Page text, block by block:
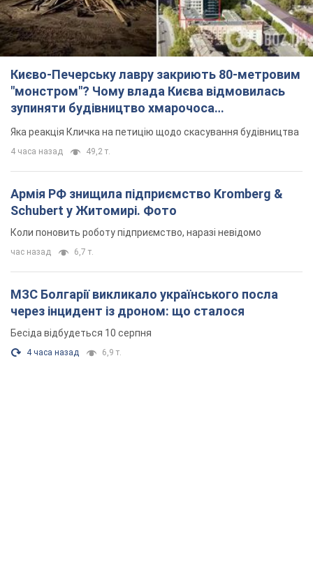
Києво-Печерську лавру закриють 80-метровим
"монстром"? Чому влада Києва відмовилась
зупиняти будівництво хмарочоса
"московського вірянина"
Яка реакція Кличка на петицію щодо скасування будівництва
4 часа назад 49,2 т.
Армія РФ знищила підприємство Kromberg &
Schubert у Житомирі. Фото
Коли поновить роботу підприємство, наразі невідомо
час назад 6,7 т.
МЗС Болгарії викликало українського посла
через інцидент із дроном: що сталося
Бесіда відбудеться 10 серпня
4 часа назад 6,9 т.